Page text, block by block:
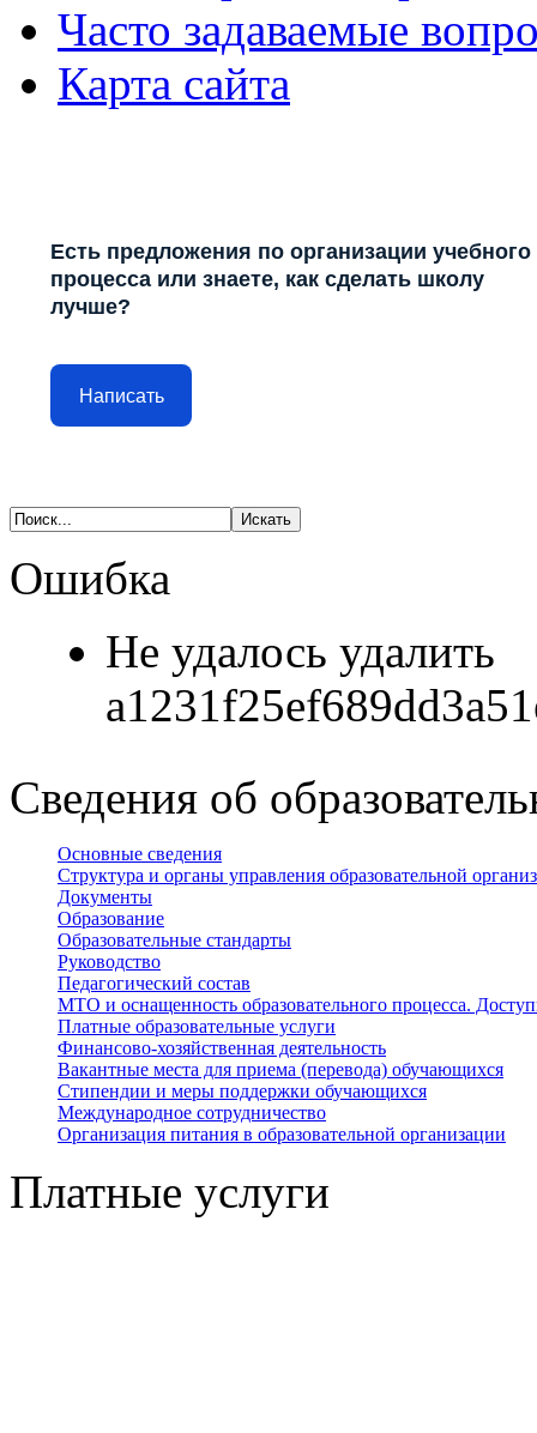
Часто задаваемые
Карта сайта
Есть предложения по организации учебного
процесса или знаете, как сделать школу
лучше?
Написать
Ошибка
Не удалось удалить
Сведения об
Основные сведения
Структура и органы управления образовательной
Документы
Образование
Образовательные стандарты
Руководство
Педагогический состав
МТО и оснащенность образовательного процесса.
Платные образовательные услуги
Финансово-хозяйственная деятельность
Вакантные места для приема (перевода) обучающихся
Стипендии и меры поддержки обучающихся
Международное сотрудничество
Организация питания в образовательной организации
Платные услуги